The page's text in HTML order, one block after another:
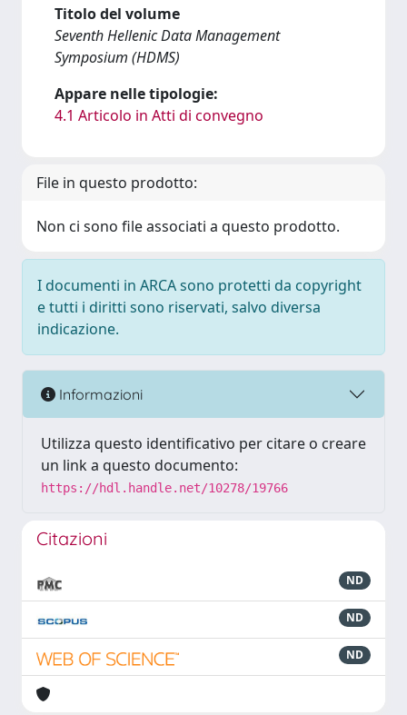
Titolo del volume
Seventh Hellenic Data Management
Symposium (HDMS)
Appare nelle tipologie:
4.1 Articolo in Atti di convegno
File in questo prodotto:
Non ci sono file associati a questo prodotto.
I documenti in ARCA sono protetti da copyright
e tutti i diritti sono riservati, salvo diversa
indicazione.
Informazioni
Utilizza questo identificativo per citare o creare
un link a questo documento:
https://hdl.handle.net/10278/19766
Citazioni
ND
ND
ND